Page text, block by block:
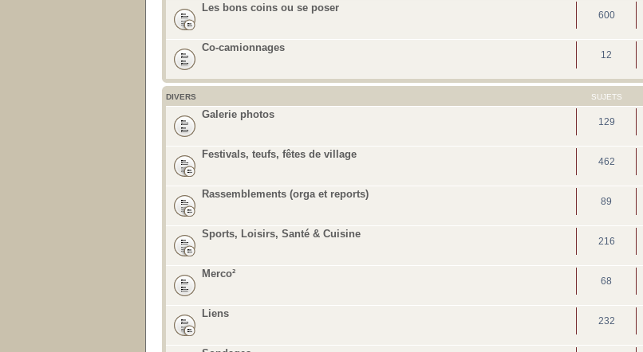
Les bons coins ou se poser
600
Co-camionnages
12
DIVERS SUJETS
Galerie photos
129
Festivals, teufs, fêtes de village
462
Rassemblements (orga et reports)
89
Sports, Loisirs, Santé & Cuisine
216
Merco²
68
Liens
232